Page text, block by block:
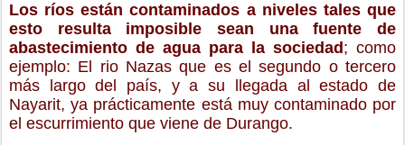
Los ríos están contaminados a niveles tales que
esto resulta imposible sean una fuente de
abastecimiento de agua para la sociedad ; como
ejemplo: El rio Nazas que es el segundo o tercero
más largo del país, y a su llegada al estado de
Nayarit, ya prácticamente está muy contaminado por
el escurrimiento que viene de Durango.